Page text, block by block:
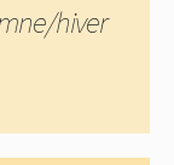
hiver